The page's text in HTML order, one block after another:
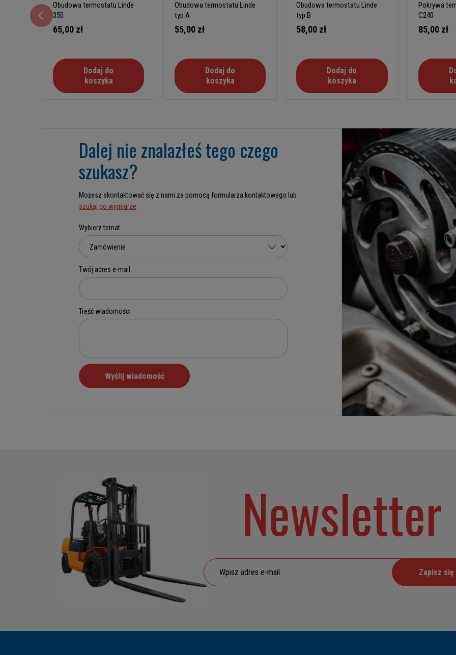
Obudowa termostatu Linde
350
65,00 zł
Dodaj do
koszyka
Obudowa termostatu Linde
typ A
55,00 zł
Dodaj do
koszyka
Obudowa termostatu Linde
typ B
58,00 zł
Dodaj do
koszyka
Pokrywa
C240
85,00 zł
Dalej nie znalazłeś tego czego
szukasz?
Możesz skontaktować się z nami za pomocą formularza kontaktowego lub
szukaj po wymiarze
Newsletter
Zapisz się